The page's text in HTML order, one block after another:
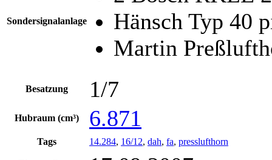
Sondersignalanlage
Hänsch Typ 40
Martin
Besatzung 1/7
Hubraum (cm³) 6.871
Tags 14.284, 16/12, dah, fa, presslufthorn